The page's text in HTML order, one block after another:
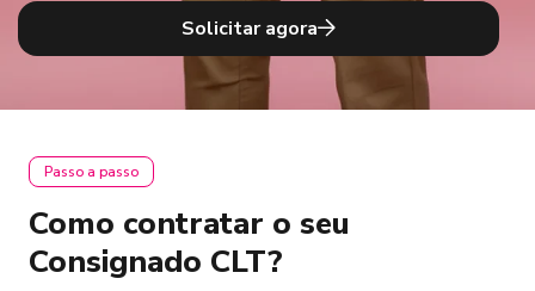
Solicitar agora
Passo a passo
Como contratar o seu
Consignado CLT?